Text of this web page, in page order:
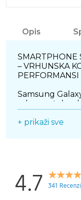
Opis
SMARTPHONE
– VRHUNSKA
PERFORMANSI
Samsung
vrhunac
napredne
koristite li ga
Galaxy S24
koje nadilazi
+ prikaži sve
4.7 341